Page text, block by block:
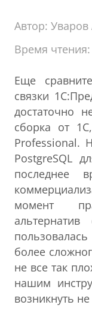
Автор: Уваров
Время
Еще
связки
достаточно
сборка от
Professional.
PostgreSQL
последнее
момент
более
не все так
нашим
возникнуть